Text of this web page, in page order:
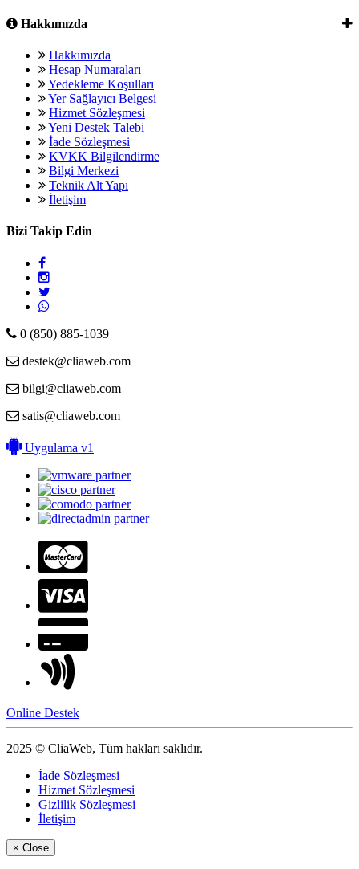
Hakkımızda
Hakkımızda
Hesap Numaraları
Yedekleme Koşulları
Yer Sağlayıcı Belgesi
Hizmet Sözleşmesi
Yeni Destek Talebi
İade Sözleşmesi
KVKK Bilgilendirme
Bilgi Merkezi
Teknik Alt Yapı
İletişim
Bizi Takip Edin
0 (850) 885-1039
destek@cliaweb.com
bilgi@cliaweb.com
satis@cliaweb.com
Uygulama v1
Online Destek
2025 © CliaWeb, Tüm hakları saklıdır.
İade Sözleşmesi
Hizmet Sözleşmesi
Gizlilik Sözleşmesi
İletişim
× Close